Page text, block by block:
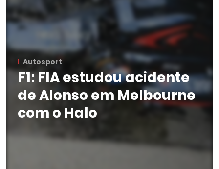
Autosport
F1: FIA estudou acidente
de Alonso em Melbourne
com o Halo